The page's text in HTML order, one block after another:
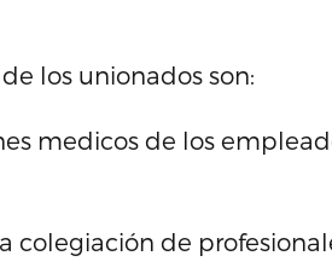
los unionados son:
medicos de los
colegiación de